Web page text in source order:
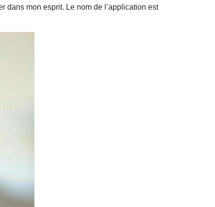
dans mon esprit. Le nom de l’application est